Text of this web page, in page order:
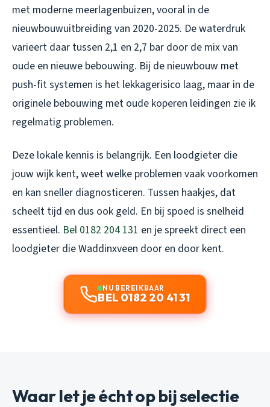
met moderne meerlagenbuizen, vooral in de
nieuwbouwuitbreiding van 2020-2025. De waterdruk
varieert daar tussen 2,1 en 2,7 bar door de mix van
oude en nieuwe bebouwing. Bij de nieuwbouw met
push-fit systemen is het lekkagerisico laag, maar in de
originele bebouwing met oude koperen leidingen zie ik
regelmatig problemen.
Deze lokale kennis is belangrijk. Een loodgieter die
jouw wijk kent, weet welke problemen vaak voorkomen
en kan sneller diagnosticeren. Tussen haakjes, dat
scheelt tijd en dus ook geld. En bij spoed is snelheid
essentieel. Bel 0182 204 131 en je spreekt direct een
loodgieter die Waddinxveen door en door kent.
NU BEREIKBAAR
BEL 0182 20 41 31
Waar let je écht op bij selectie